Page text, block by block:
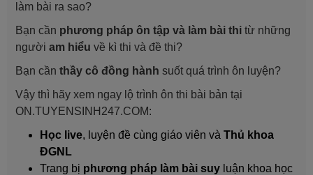
làm bài ra sao?
Bạn cần phương pháp ôn tập và làm bài thi từ những
người am hiểu về kì thi và đề thi?
Bạn cần thầy cô đồng hành suốt quá trình ôn luyện?
Vậy thì hãy xem ngay lộ trình ôn thi bài bản tại
ON.TUYENSINH247.COM:
Học live, luyện đề cùng giáo viên và Thủ khoa
ĐGNL
Trang bị phương pháp làm bài suy luận khoa học